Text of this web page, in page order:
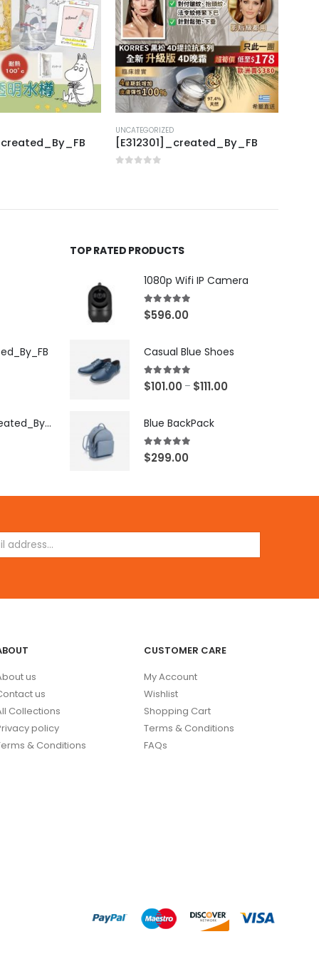
UNCATEGORIZED
[E312301]_created_By_FB
[X503248Z]_Created_By_FB
TOP RATED PRODUCTS
1080p Wifi IP Camera
5.00out of 5
$596.00
Casual Blue Shoes
5.00 out of 5
$101.00 – $111.00
Blue BackPack
5.00out of 5
$299.00
us
us
Collections
policy
& Conditions
CUSTOMER CARE
My Account
Wishlist
Shopping Cart
Terms & Conditions
FAQs